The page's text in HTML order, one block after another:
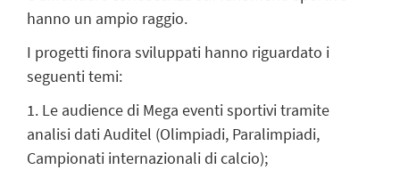
hanno un ampio raggio.
I progetti finora sviluppati hanno riguardato i
seguenti temi:
1. Le audience di Mega eventi sportivi tramite
analisi dati Auditel (Olimpiadi, Paralimpiadi,
Campionati internazionali di calcio);